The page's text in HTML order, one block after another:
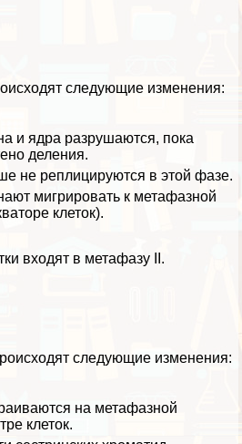
следующие изменения:
и ядра разрушаются, пока
деления.
не реплицируются в этой фазе.
мигрировать к метафазной
клеток).
входят в метафазу II.
следующие изменения:
на метафазной
клеток.